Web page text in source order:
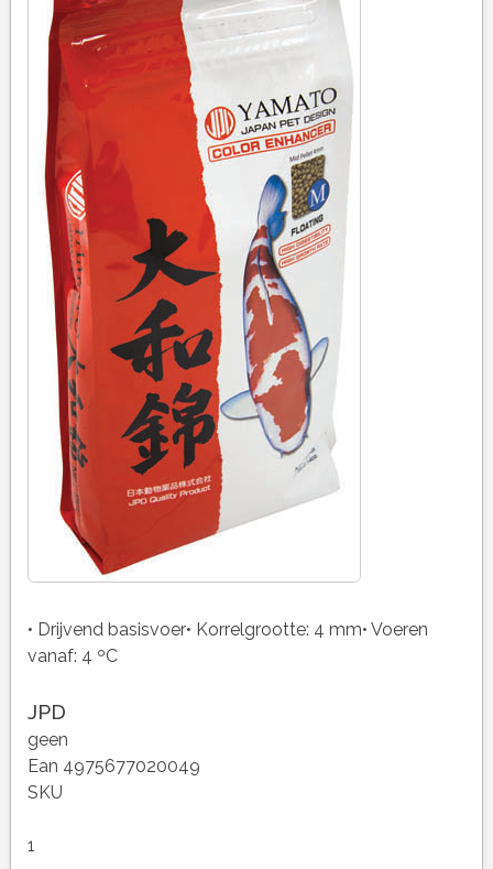
• Drijvend basisvoer• Korrelgrootte: 4 mm• Voeren
vanaf: 4 ºC
JPD
geen
Ean 4975677020049
SKU
1